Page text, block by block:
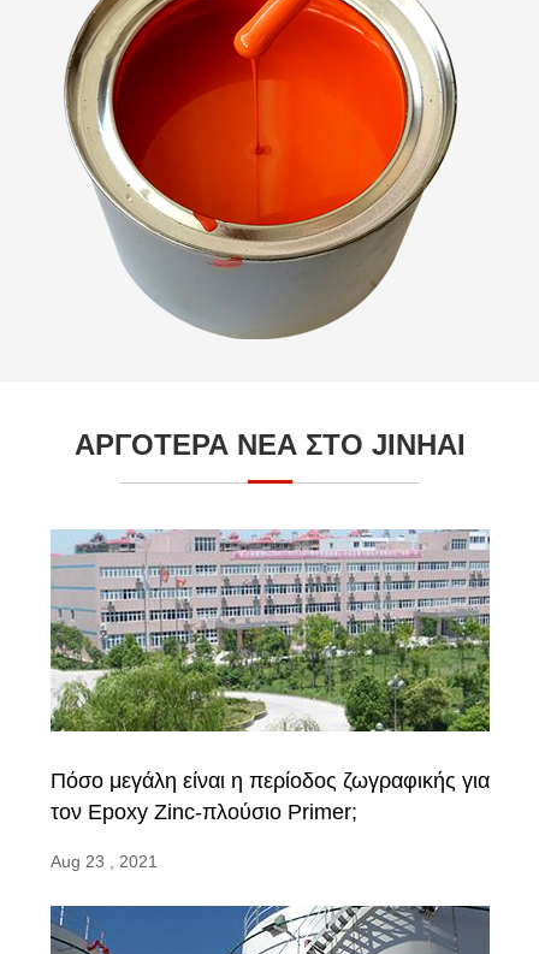
ΑΡΓΟΤΕΡΑ ΝΕΑ ΣΤΟ JINHAI
Πόσο μεγάλη είναι η περίοδος ζωγραφικής για
τον Epoxy Zinc-πλούσιο Primer;
Aug 23 , 2021